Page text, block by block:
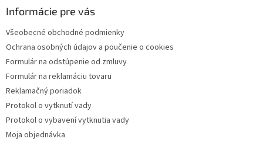
Informácie pre vás
Všeobecné obchodné podmienky
Ochrana osobných údajov a poučenie o cookies
Formulár na odstúpenie od zmluvy
Formulár na reklamáciu tovaru
Reklamačný poriadok
Protokol o vytknutí vady
Protokol o vybavení vytknutia vady
Moja objednávka